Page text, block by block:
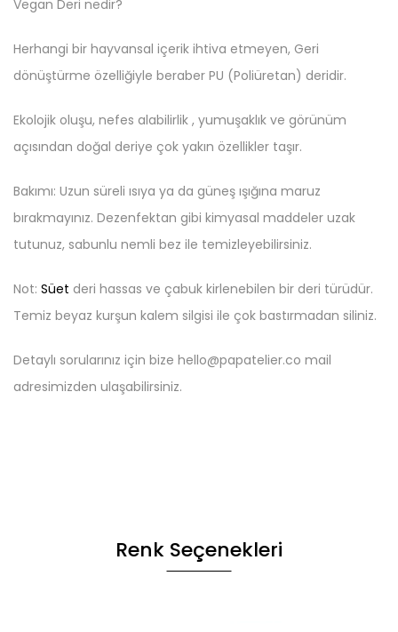
Vegan Deri nedir?
Herhangi bir hayvansal içerik ihtiva etmeyen, Geri
dönüştürme özelliğiyle beraber PU (Poliüretan) deridir.
Ekolojik oluşu, nefes alabilirlik , yumuşaklık ve görünüm
açısından doğal deriye çok yakın özellikler taşır.
Bakımı: Uzun süreli ısıya ya da güneş ışığına maruz
bırakmayınız. Dezenfektan gibi kimyasal maddeler uzak
tutunuz, sabunlu nemli bez ile temizleyebilirsiniz.
Not: Süet deri hassas ve çabuk kirlenebilen bir deri türüdür.
Temiz beyaz kurşun kalem silgisi ile çok bastırmadan siliniz.
Detaylı sorularınız için bize hello@papatelier.co mail
adresimizden ulaşabilirsiniz.
Renk Seçenekleri